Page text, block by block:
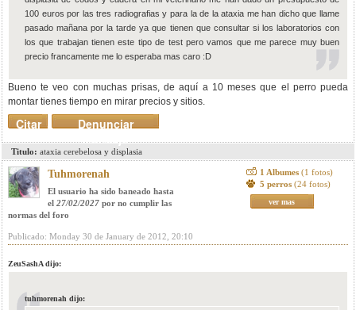
100 euros por las tres radiografias y para la de la ataxia me han dicho que llame
pasado mañana por la tarde ya que tienen que consultar si los laboratorios con
los que trabajan tienen este tipo de test pero vamos que me parece muy buen
precio francamente me lo esperaba mas caro :D
Bueno te veo con muchas prisas, de aquí a 10 meses que el perro pueda
montar tienes tiempo en mirar precios y sitios.
Denunciar
mensaje
Citar
Titulo: ataxia cerebelosa y displasia
Tuhmorenah
El usuario ha sido baneado hasta
el 27/02/2027 por no cumplir las
normas del foro
1 Albumes (1 fotos)
5 perros (24 fotos)
ver mas
Publicado: Monday 30 de January de 2012, 20:10
ZeuSashA dijo:
tuhmorenah dijo: